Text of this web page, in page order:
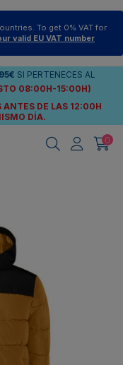
To get 0% VAT for
valid EU VAT number
SI PERTENECES AL
08:00H-15:00H)
ANTES DE LAS 12:00H
DÍA.
0